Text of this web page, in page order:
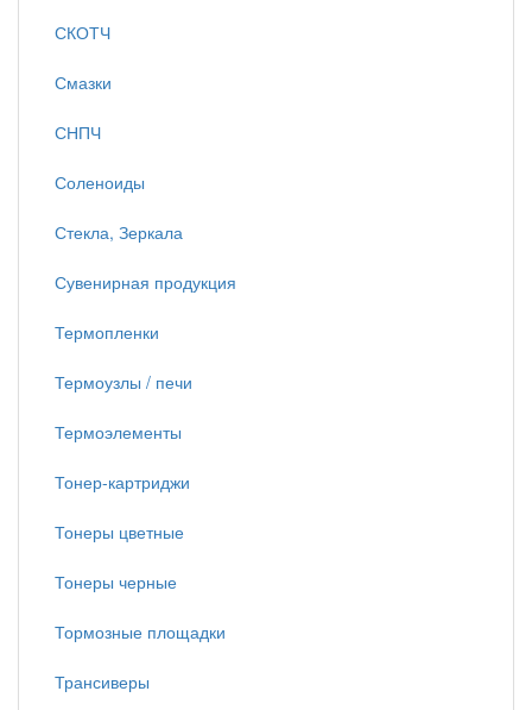
СКОТЧ
Смазки
СНПЧ
Соленоиды
Стекла, Зеркала
Сувенирная продукция
Термопленки
Термоузлы / печи
Термоэлементы
Тонер-картриджи
Тонеры цветные
Тонеры черные
Тормозные площадки
Трансиверы